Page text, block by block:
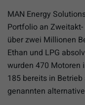
MAN Energy
Portfolio an
über zwei Millionen
Ethan und LPG
wurden 470 Motoren
185 bereits in
genannten